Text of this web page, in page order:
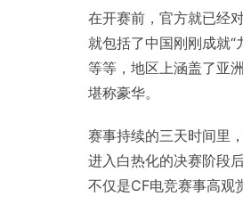
在开赛前，官方就已经
就包括了中国刚刚成就“
等等，地区上涵盖了亚
堪称豪华。
赛事持续的三天时间里
进入白热化的决赛阶段
不仅是CF电竞赛事高观